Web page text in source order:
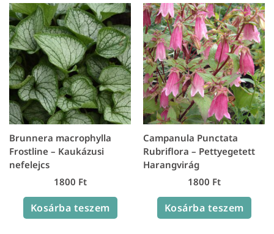
Brunnera macrophylla
Frostline – Kaukázusi
nefelejcs
1800 Ft
Kosárba teszem
Campanula Punctata
Rubriflora – Pettyegetett
Harangvirág
1800 Ft
Kosárba teszem